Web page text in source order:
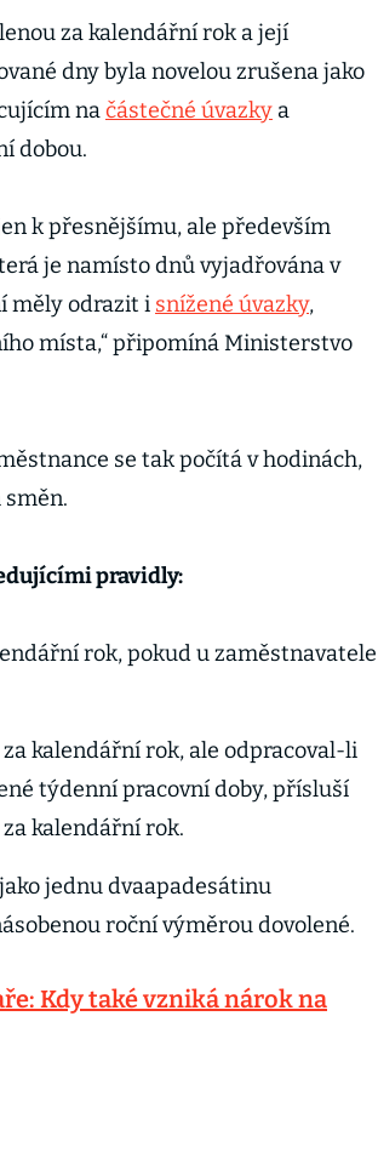
za kalendářní rok a její
dny byla novelou zrušena jako
načástečné úvazky a
dobou.
k přesnějšímu, ale především
je namísto dnů vyjadřována v
měly odrazit i snížené úvazky,
místa,“ připomíná Ministerstvo
se tak počítá v hodinách,
pravidly:
rok, pokud u zaměstnavatele
kalendářní rok, ale odpracoval-li
týdenní pracovní doby, přísluší
kalendářní rok.
jednu dvaapadesátinu
roční výměrou dovolené.
Kdy také vzniká nárok na